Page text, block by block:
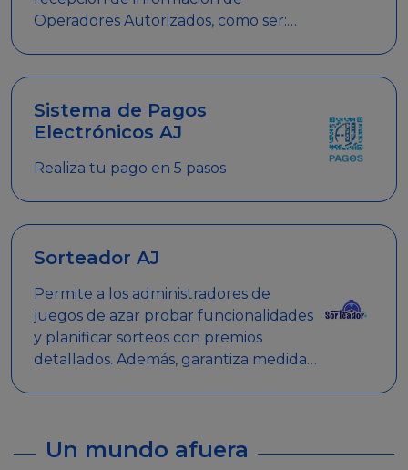
Operadores Autorizados, como ser:
Sistema de Pagos
Electrónicos AJ
Realiza tu pago en 5 pasos
Sorteador AJ
Permite a los administradores de
juegos de azar probar funcionalidades
y planificar sorteos con premios
detallados. Además, garantiza medidas
Un mundo afuera